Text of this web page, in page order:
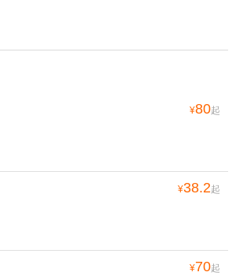
¥80起
¥38.2起
¥70起